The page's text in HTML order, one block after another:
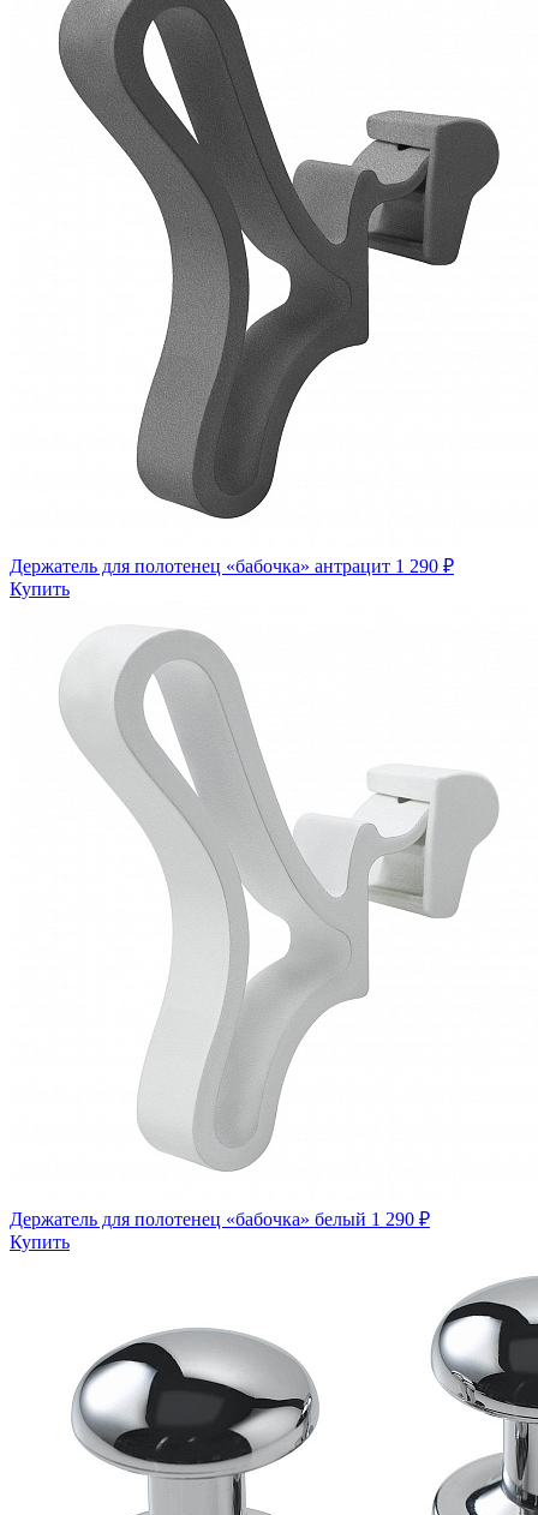
Держатель для полотенец «бабочка» антрацит 1 290 ₽
Купить
Держатель для полотенец «бабочка» белый 1 290 ₽
Купить